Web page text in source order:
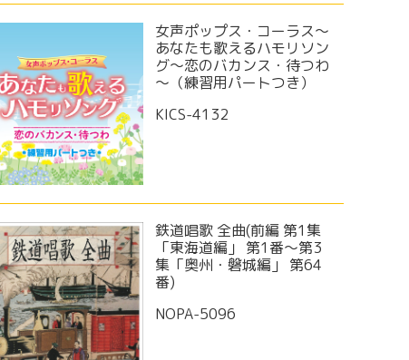
女声ポップス・コーラス～
あなたも歌えるハモリソン
グ～恋のバカンス・待つわ
～（練習用パートつき）
KICS-4132
鉄道唱歌 全曲(前編 第1集
「東海道編」 第1番～第3
集「奥州・磐城編」 第64
番)
NOPA-5096